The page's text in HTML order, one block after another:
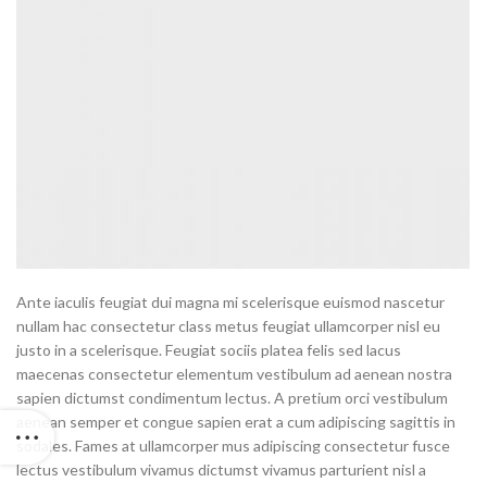
Ante iaculis feugiat dui magna mi scelerisque euismod nascetur
nullam hac consectetur class metus feugiat ullamcorper nisl eu
justo in a scelerisque. Feugiat sociis platea felis sed lacus
maecenas consectetur elementum vestibulum ad aenean nostra
sapien dictumst condimentum lectus. A pretium orci vestibulum
aenean semper et congue sapien erat a cum adipiscing sagittis in
sodales. Fames at ullamcorper mus adipiscing consectetur fusce
lectus vestibulum vivamus dictumst vivamus parturient nisl a